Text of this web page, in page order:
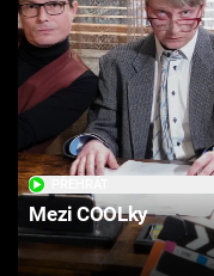
Mezi COOLky